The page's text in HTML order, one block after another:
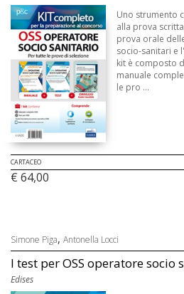
Uno strumento
alla prova
prova orale
socio-sanitari e
kit è composto
manuale
le pro ...
CARTACEO
€ 64,00
Simone Piga, Antonella Locci
I test per OSS operatore socio
Edises